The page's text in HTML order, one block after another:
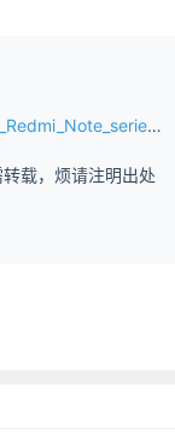
载，烦请注明出处